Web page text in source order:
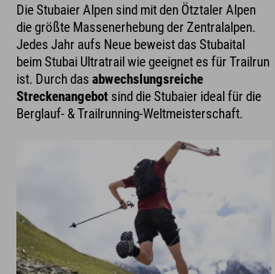
Die Stubaier Alpen sind mit den Ötztaler Alpen
die größte Massenerhebung der Zentralalpen.
Jedes Jahr aufs Neue beweist das Stubaital
beim Stubai Ultratrail wie geeignet es für Trailrun
ist. Durch das abwechslungsreiche
Streckenangebot sind die Stubaier ideal für die
Berglauf- & Trailrunning-Weltmeisterschaft.